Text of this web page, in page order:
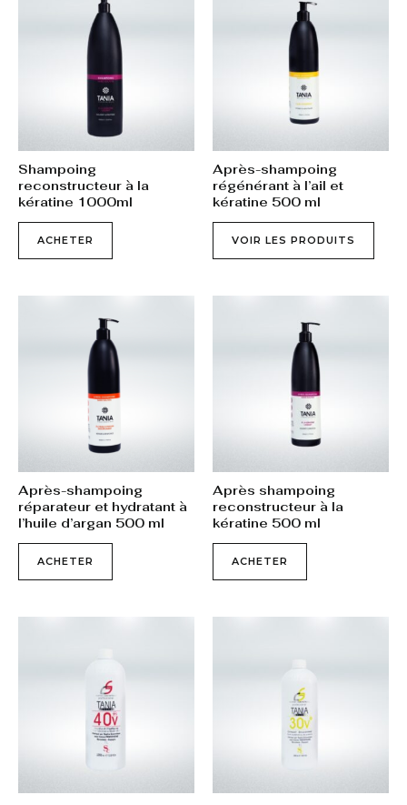
Shampoing
reconstructeur à la
kératine 1000ml
ACHETER
Après-shampoing
régénérant à l’ail et
kératine 500 ml
VOIR LES PRODUITS
Après-shampoing
réparateur et hydratant à
l’huile d’argan 500 ml
ACHETER
Après shampoing
reconstructeur à la
kératine 500 ml
ACHETER